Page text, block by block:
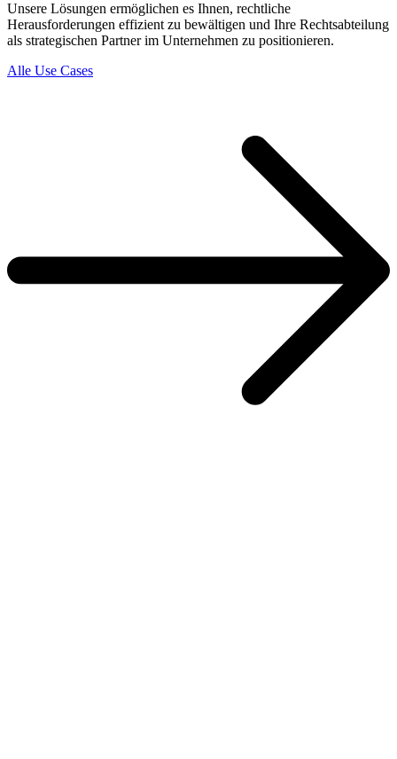
Unsere Lösungen ermöglichen es Ihnen, rechtliche
Herausforderungen effizient zu bewältigen und Ihre Rechtsabteilung
als strategischen Partner im Unternehmen zu positionieren.
Alle Use Cases